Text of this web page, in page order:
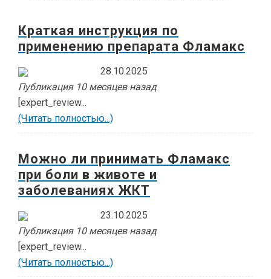
Краткая инструкция по
применению препарата Фламакс
28.10.2025
Публикация 10 месяцев назад
[expert_review...
(Читать полностью...)
Можно ли принимать Фламакс
при боли в животе и
заболеваниях ЖКТ
23.10.2025
Публикация 10 месяцев назад
[expert_review...
(Читать полностью...)